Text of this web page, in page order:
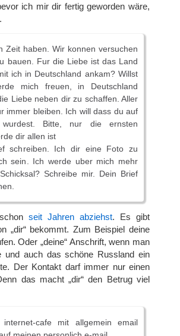
ich mir dir fertig geworden wäre,
haben. Wir konnen versuchen
bauen. Fur die Liebe ist das Land
ich in Deutschland ankam? Willst
mich freuen, in Deutschland
Liebe neben dir zu schaffen. Aller
immer bleiben. Ich will dass du auf
Bitte, nur die ernsten
dir allen ist
schreiben. Ich dir eine Foto zu
sein. Ich werde uber mich mehr
Schreibe mir. Dein Brief
schonseit Jahren abziehst. Es gibt
„dir“ bekommt. Zum Beispiel deine
Oder „deine“ Anschrift, wenn man
und auch das schöne Russland ein
Der Kontakt darf immer nur einen
das macht „dir“ den Betrug viel
cafe mit allgemein email